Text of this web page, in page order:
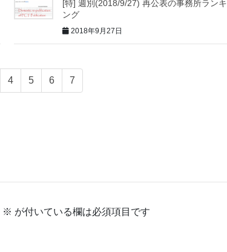
[特] 週別(2018/9/27) 再公表の事務所ランキ
ング
2018年9月27日
4 5 6 7
※ が付いている欄は必須項目です